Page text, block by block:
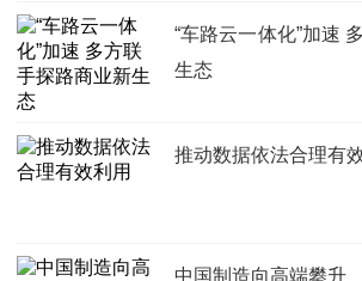
“车路云一体化”加速
生态
推动数据依法合理有
中国制造向高端攀升